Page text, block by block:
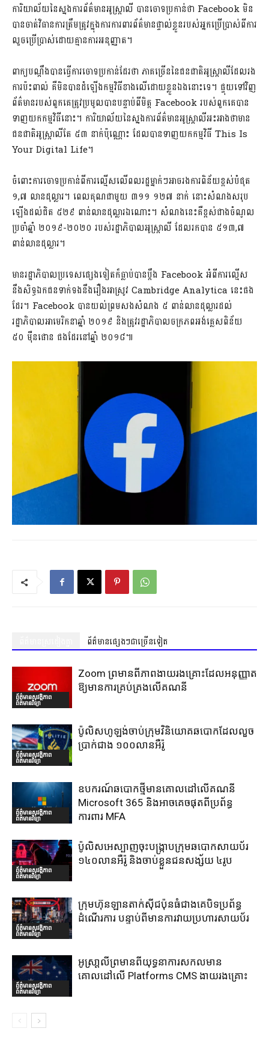
ការិយាល័យ​នៃ​ស្នងការ​ព័ត៌មានអូស្ត្រាលី បាន​ចោទ​ប្រកាន់​ថា Facebook មិន​
បាន​ចាត់​វិធានការ​ត្រឹម​ត្រូវ​ក្នុង​ការ​ការពារ​ព័ត៌មាន​ផ្ទាល់​ខ្លួន​របស់​អ្នក​ប្រើ​ប្រាស់​ពី​ការ​​
លួច​ប្រើ​ប្រាស់​ដោយ​គ្មាន​ការ​អនុញ្ញាត។
ពាក្យ​បណ្ដឹង​បាន​ធ្វើ​ការ​ចោទ​ប្រកាន់​ដែរ​ថា​ ភាគ​ច្រើន​នៃ​ជនជាតិ​អូស្ត្រាលី​ដែល​រង​​
ការ​ប៉ះពាល់ គឺ​មិន​បាន​ដំឡើង​កម្មវិធី​ខាង​លើ​ដោយ​ខ្លួន​ឯង​នោះ​ទេ។ ផ្ទុយ​ទៅ​វិញ
ព័ត៌មាន​របស់​ពួក​គេ​ត្រូវ​ប្រមូល​បាន​បន្ទាប់​ពី​មិត្ត​ Facebook របស់​ពួក​គេ​បាន​
ទាញ​យក​កម្មវិធី​នោះ។ ការិយាល័យ​នៃ​ស្នងការ​ព័ត៌មានអូស្ត្រាលី​អះអាង​ថា​មាន​
ជនជាតិ​អូស្ត្រាលី​តែ ៥៣ នាក់​ប៉ុណ្ណោះ ដែល​បាន​ទាញ​យក​កម្មវិធី This Is
Your Digital Life។
​​ចំពោះ​​​ការ​ចោទ​ប្រកាន់​​ពី​ការ​ល្មើស​លើ​ពលរដ្ឋ​ម្នាក់ៗ​អាច​រង​ការ​ពិន័យ​​ខ្ពស់​បំផុត​
១,៧ លាន​ដុល្លារ។ ពេល​គុណ​ជា​មួយ​ ៣១១ ១២៧ នាក់ នោះ​សំណង​សរុប​
ឡើង​ដល់​ជិត​ ៥២៩ ពាន់​លាន​ដុល្លារ​ឯណោះ។ សំណង​នេះ​គឺ​ខ្ពស់​ជាង​ចំណូល​
ប្រចាំ​ឆ្នាំ ២០១៩-២០២០ របស់​រដ្ឋាភិបាល​អូស្ត្រាលី​ ដែល​រក​បាន​ ៥១៣,៧
ពាន់​លាន​ដុល្លារ។
មាន​រដ្ឋាភិបាល​ប្រទេស​ផ្សេង​ទៀត​ក៏​ធ្លាប់​បាន​ប្ដឹង Facebook អំពី​ការ​ល្មើស​
នឹង​សិទ្ធ​ឯកជន​ទាក់ទង​នឹង​រឿង​អាស្រូវ Cambridge Analytica នេះ​ផង​
ដែរ។ Facebook បាន​យល់​ព្រម​សង​សំណង ៥ ពាន់​លាន​ដុល្លារ​ដល់​
រដ្ឋាភិបាល​អាមេរិក​នា​ឆ្នាំ ២០១៩ និង​ត្រូវ​រដ្ឋាភិបាល​ចក្រភព​អង់គ្លេស​ពិន័យ
៥០ ម៉ឺន​ផោន ផង​ដែរ​នៅ​ឆ្នាំ ២០១៨៕​
ព័ត៌មានផ្សេងៗជាច្រើនទៀត
ព័ត៌មានសុវត្ថិភាព
ព័ត៌មានវិទ្យា
Zoom ព្រមានពីភាពងាយរងគ្រោះដែលអនុញ្ញាត
ឱ្យមានការគ្រប់គ្រងលើគណនី
ព័ត៌មានសុវត្ថិភាព
ព័ត៌មានវិទ្យា
ប៉ូលិសហូឡង់ចាប់ក្រុមវិនិយោគឆបោកដែលលួច
ប្រាក់ជាង ១០០លានអឺរ៉ូ
ព័ត៌មានសុវត្ថិភាព
ព័ត៌មានវិទ្យា
ឧបករណ៍ឆបោកថ្មីមានគោលដៅលើគណនី
Microsoft 365 និងអាចគេចផុតពីប្រព័ន្ធ
ការពារ MFA
ព័ត៌មានសុវត្ថិភាព
ព័ត៌មានវិទ្យា
ប៉ូលិសអេស្បាញចុះបង្រ្កាបក្រុមឆបោកសាយប័រ
១៤០លានអឺរ៉ូ និងចាប់ខ្លួនជនសង្ស័យ ៤រូប
ព័ត៌មានសុវត្ថិភាព
ព័ត៌មានវិទ្យា
ក្រុមហ៊ុនឡានតាក់ស៊ីជប៉ុនធំជាងគេបិទប្រព័ន្ធ
ដំណើរការ បន្ទាប់ពីមានការវាយប្រហារសាយប័រ
ព័ត៌មានសុវត្ថិភាព
ព័ត៌មានវិទ្យា
អូស្រា្តលីព្រមានពីយុទ្ធនាការសកលមាន
គោលដៅលើ Platforms CMS ងាយរងគ្រោះ